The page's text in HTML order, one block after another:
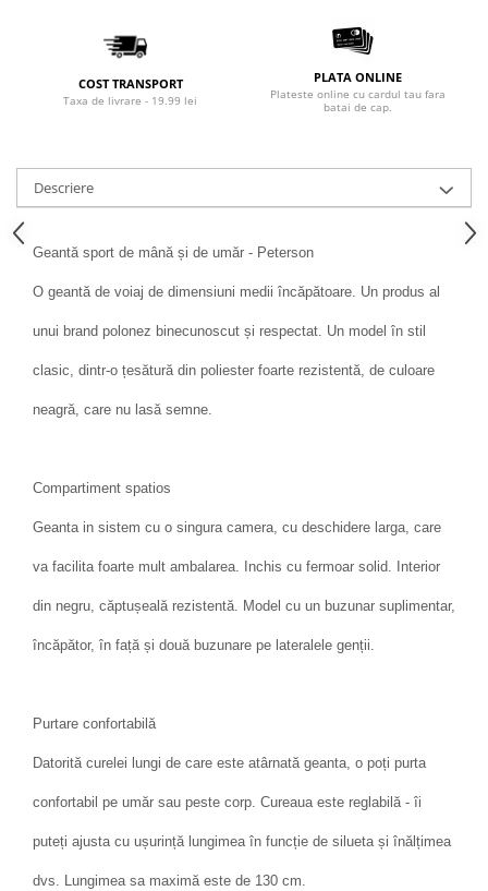
COST TRANSPORT
Taxa de livrare - 19.99 lei
PLATA ONLINE
Plateste online cu cardul tau fara
batai de cap.
Descriere
Geantă sport de mână și de umăr - Peterson
O geantă de voiaj de dimensiuni medii încăpătoare. Un produs al
unui brand polonez binecunoscut și respectat. Un model în stil
clasic, dintr-o țesătură din poliester foarte rezistentă, de culoare
neagră, care nu lasă semne.
Compartiment spatios
Geanta in sistem cu o singura camera, cu deschidere larga, care
va facilita foarte mult ambalarea. Inchis cu fermoar solid. Interior
din negru, căptușeală rezistentă. Model cu un buzunar suplimentar,
încăpător, în față și două buzunare pe lateralele genții.
Purtare confortabilă
Datorită curelei lungi de care este atârnată geanta, o poți purta
confortabil pe umăr sau peste corp. Cureaua este reglabilă - îi
puteți ajusta cu ușurință lungimea în funcție de silueta și înălțimea
dvs. Lungimea sa maximă este de 130 cm.